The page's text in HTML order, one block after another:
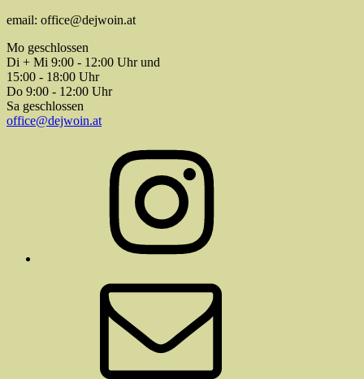
email: office@dejwoin.at
Mo geschlossen
Di + Mi 9:00 - 12:00 Uhr und
15:00 - 18:00 Uhr
Do 9:00 - 12:00 Uhr
Sa geschlossen
office@dejwoin.at